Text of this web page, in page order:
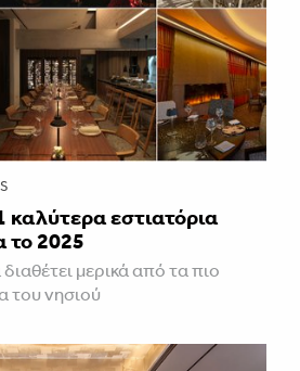
καλύτερα εστιατόρια
το 2025
μερικά από τα πιο
του νησιού